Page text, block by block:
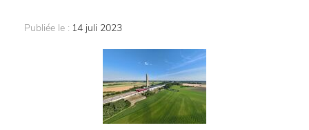
Publiée le : 14 juli 2023